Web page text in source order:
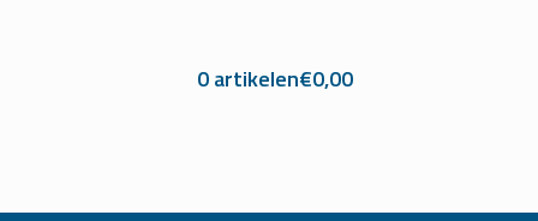
0 artikelen€0,00